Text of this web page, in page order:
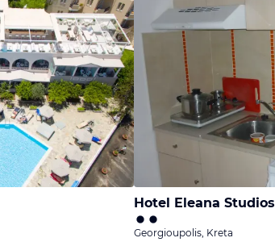
Hotel Eleana Studios
Georgioupolis, Kreta